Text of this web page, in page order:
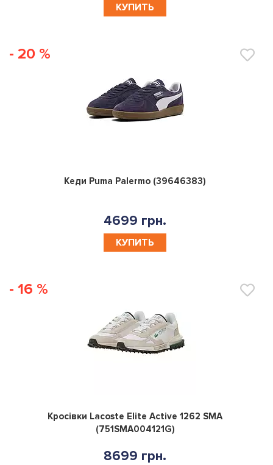
КУПИТЬ
- 20 %
0
Кеди Puma Palermo (39646383)
4699 грн.
КУПИТЬ
- 16 %
0
Кросівки Lacoste Elite Active 1262 SMA
(751SMA004121G)
8699 грн.